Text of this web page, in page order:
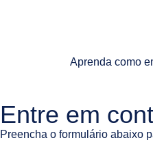
Aprenda como
Entre em
Preencha o formulário abaixo